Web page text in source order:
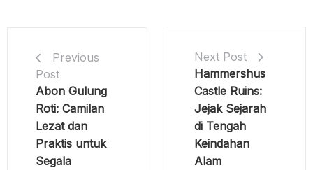
Previous
Post
Abon Gulung
Roti: Camilan
Lezat dan
Praktis untuk
Segala
Next Post
Hammershus
Castle Ruins:
Jejak Sejarah
di Tengah
Keindahan
Alam